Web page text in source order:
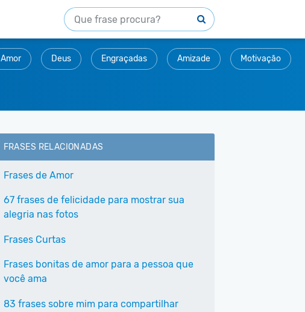
Amor Deus Engraçadas Amizade Motivação
FRASES RELACIONADAS
Frases de Amor
67 frases de felicidade para mostrar sua
alegria nas fotos
Frases Curtas
Frases bonitas de amor para a pessoa que
você ama
83 frases sobre mim para compartilhar